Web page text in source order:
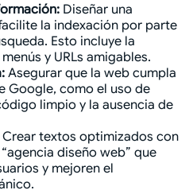
Diseñar una
la indexación por parte
Esto incluye la
y URLs amigables.
Asegurar que la web cumpla
Google, como el uso de
limpio y la ausencia de
Crear textos optimizados con
diseño web” que
y mejoren el